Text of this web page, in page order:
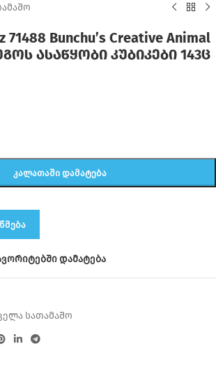
71488 Bunchu’s Creative Animal
ასაწყობი კუბიკები 143ც
ᲙᲐᲚᲐᲗᲐᲨᲘ ᲓᲐᲛᲐᲢᲔᲑᲐ
დამატება
სათამაშო